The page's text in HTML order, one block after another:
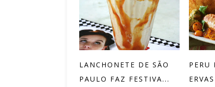
LANCHONETE DE SÃO
PAULO FAZ FESTIVA...
PERU